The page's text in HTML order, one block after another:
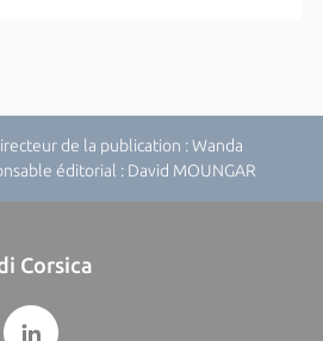
de la publication : Wanda
éditorial : David MOUNGAR
Corsica